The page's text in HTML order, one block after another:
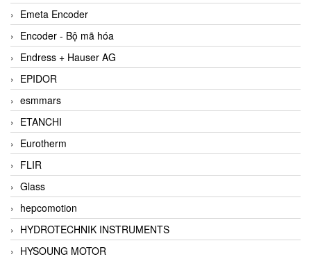
Emeta Encoder
Encoder - Bộ mã hóa
Endress + Hauser AG
EPIDOR
esmmars
ETANCHI
Eurotherm
FLIR
Glass
hepcomotion
HYDROTECHNIK INSTRUMENTS
HYSOUNG MOTOR